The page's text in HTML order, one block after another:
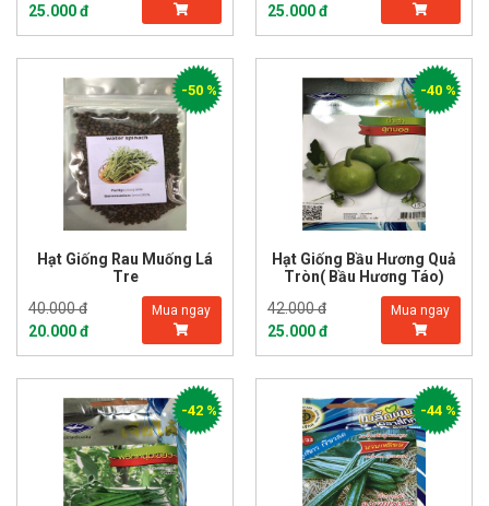
25.000 đ
25.000 đ
Hạt Giống Rau Muống Lá
Tre
40.000 đ
20.000 đ
Mua ngay
-50 %
Hạt Giống Bầu Hương Quả
Tròn( Bầu Hương Táo)
42.000 đ
25.000 đ
Mua ngay
-40 %
-42 % -44 %